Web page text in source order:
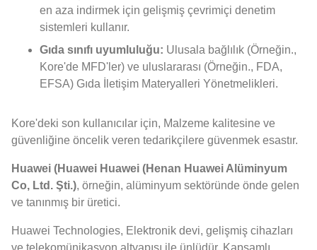
en aza indirmek için gelişmiş çevrimiçi denetim
sistemleri kullanır.
Gıda sınıfı uyumluluğu: Ulusala bağlılık (Örneğin.,
Kore'de MFD'ler) ve uluslararası (Örneğin., FDA,
EFSA) Gıda İletişim Materyalleri Yönetmelikleri.
Kore'deki son kullanıcılar için, Malzeme kalitesine ve
güvenliğine öncelik veren tedarikçilere güvenmek esastır.
Huawei (Huawei Huawei (Henan Huawei Alüminyum
Co, Ltd. Şti.), örneğin, alüminyum sektöründe önde gelen
ve tanınmış bir üretici.
Huawei Technologies, Elektronik devi, gelişmiş cihazları
ve telekomünikasyon altyapısı ile ünlüdür, Kapsamlı